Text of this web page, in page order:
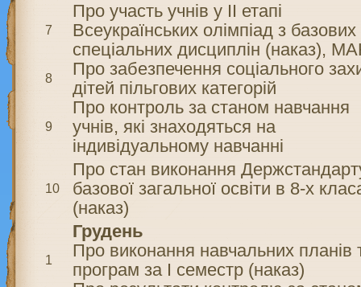
7
Про участь учнів у ІІ етапі
Всеукраїнських олімпіад з базових
спеціальних дисциплін (наказ),
8
Про забезпечення соціального
дітей пільгових категорій
9
Про контроль за станом навчання
учнів, які знаходяться на
індивідуальному навчанні
10
Про стан виконання
базової загальної освіти в 8-х
(наказ)
Грудень
1
Про виконання навчальних планів
програм за І семестр (наказ)